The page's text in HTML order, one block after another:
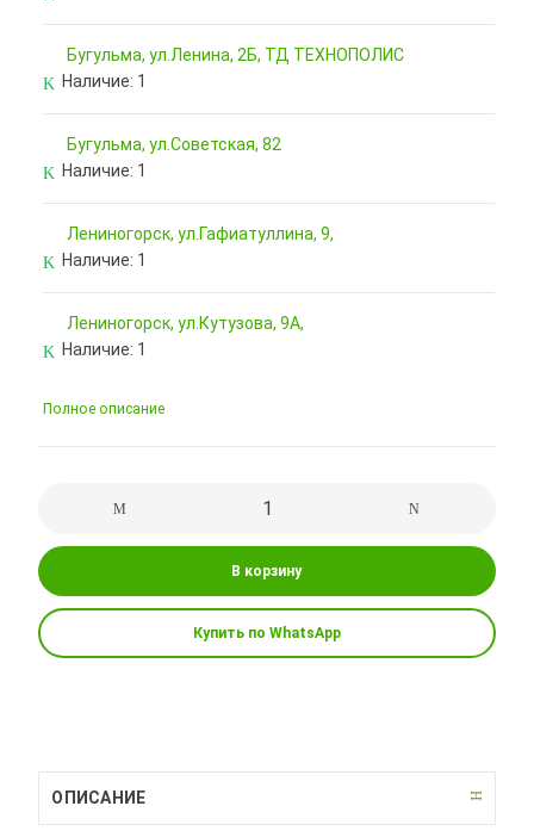
Бугульма, ул.Ленина, 2Б, ТД ТЕХНОПОЛИС
Наличие: 1
Бугульма, ул.Советская, 82
Наличие: 1
Лениногорск, ул.Гафиатуллина, 9,
Наличие: 1
Лениногорск, ул.Кутузова, 9А,
Наличие: 1
Полное описание
В корзину
Купить по WhatsApp
ОПИСАНИЕ